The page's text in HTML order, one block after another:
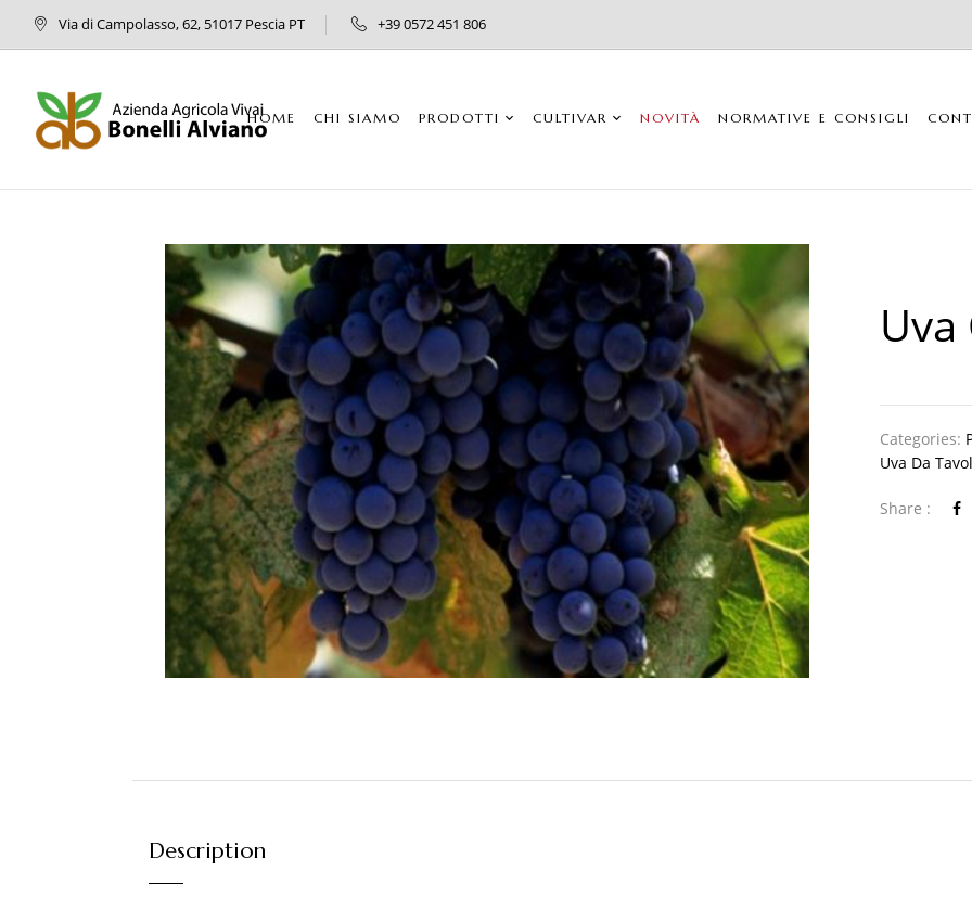
Via di Campolasso, 62, 51017 Pescia PT +39 0572 451 806
HOME CHI SIAMO PRODOTTI CULTIVAR NOVITÀ NORMATIVE E CONSIGLI
Categories:
Uva Da
Share :
Description